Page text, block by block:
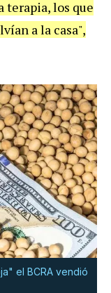
terapia, los que
a la casa",
el BCRA vendió